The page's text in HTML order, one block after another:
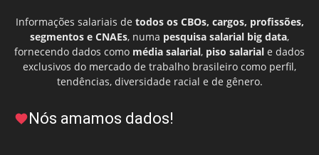
Informações salariais de todos os CBOs, cargos, profissões,
segmentos e CNAEs, numa pesquisa salarial big data,
fornecendo dados como média salarial, piso salarial e dados
exclusivos do mercado de trabalho brasileiro como perfil,
tendências, diversidade racial e de gênero.
Nós amamos dados!